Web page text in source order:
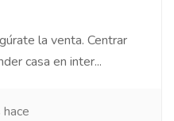
la venta. Centrar
casa en inter...